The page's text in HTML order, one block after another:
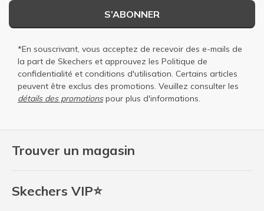
Trouver un magasin
Skechers VIP⭐
S’ABONNER
*En souscrivant, vous acceptez de recevoir des e-mails de
la part de Skechers et approuvez les Politique de
confidentialité et conditions d'utilisation. Certains articles
peuvent être exclus des promotions. Veuillez consulter les
détails des promotionspour plus d'informations.